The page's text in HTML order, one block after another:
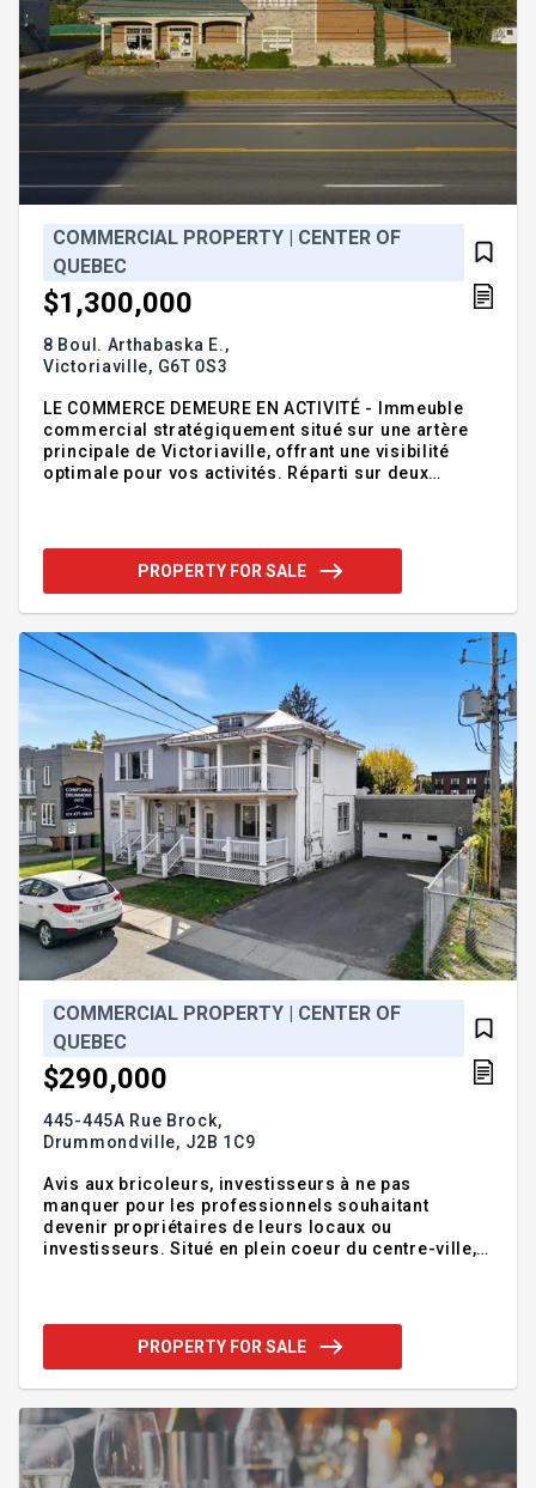
COMMERCIAL PROPERTY | CENTER OF
QUEBEC
$1,300,000
8 Boul. Arthabaska E.,
Victoriaville, G6T 0S3
LE COMMERCE DEMEURE EN ACTIVITÉ - Immeuble
commercial stratégiquement situé sur une artère
principale de Victoriaville, offrant une visibilité
optimale pour vos activités. Réparti sur deux
L'aménagement intérieur polyvalent permet une
multitude de possibilités, que ce soit pour des
assurer la commodité de tous. Une occasion
unique d'établir ou de dé
PROPERTY FOR SALE
COMMERCIAL PROPERTY | CENTER OF
QUEBEC
$290,000
445-445A Rue Brock,
Drummondville, J2B 1C9
Avis aux bricoleurs, investisseurs à ne pas
manquer pour les professionnels souhaitant
devenir propriétaires de leurs locaux ou
investisseurs. Situé en plein coeur du centre-ville,
stationnements, d'un grand garage et espaces de
rangement. En prime, les revenus locatifs de l'étage
les services, ce bâtiment polyvalent représente une
opportunité rare pour qui veut joi
PROPERTY FOR SALE